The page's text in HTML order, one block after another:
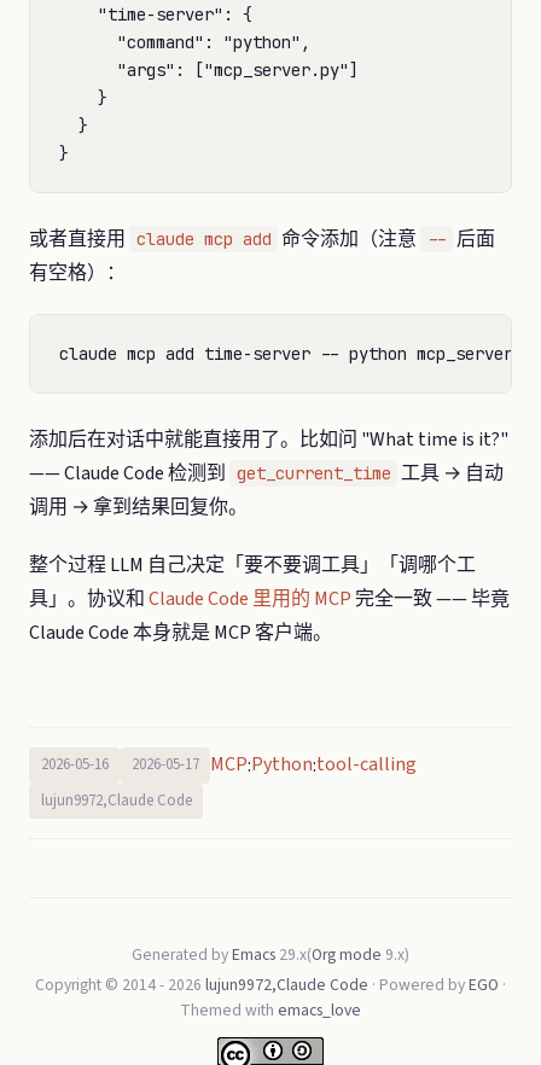
    "time-server": {
      "command": "python",
      "args": ["mcp_server.py"]
    }
  }
或者直接用 claude mcp add 命令添加（注意 -- 后面
有空格）：
添加后在对话中就能直接用了。比如问 "What time is it?"
—— Claude Code 检测到 get_current_time 工具 → 自动
调用 → 拿到结果回复你。
整个过程 LLM 自己决定「要不要调工具」「调哪个工
具」。协议和Claude Code 里用的 MCP完全一致 —— 毕竟
Claude Code 本身就是 MCP 客户端。
2026-05-16 2026-05-17 MCP:Python:tool-calling
lujun9972,Claude Code
Generated byEmacs 29.x(Org mode 9.x)
Copyright © 2014 - 2026 lujun9972,Claude Code · Powered byEGO ·
Themed with emacs_love